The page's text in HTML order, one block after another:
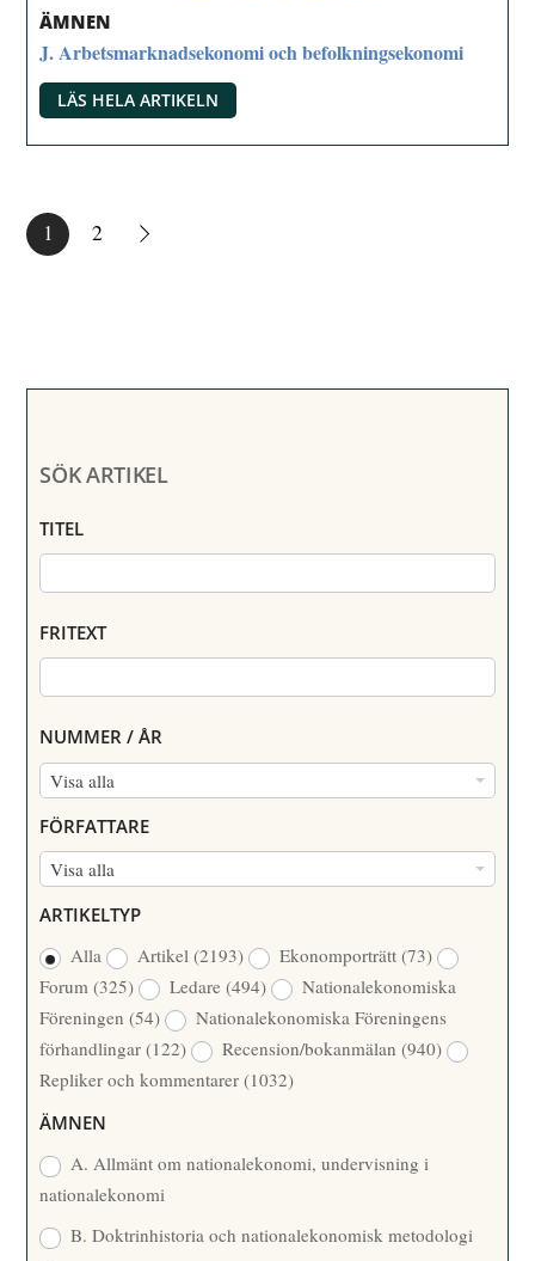
ÄMNEN
J. Arbetsmarknadsekonomi och befolkningsekonomi
LÄS HELA ARTIKELN
1 2
SÖK ARTIKEL
TITEL
FRITEXT
NUMMER / ÅR
Visa alla
N
M
M
/
Å
R
FÖRFATTARE
Visa alla
R
F
A
T
T
A
R
ARTIKELTYP
Alla
Artikel(2193) Ekonomporträtt(73)
Forum(325) Ledare(494)
Nationalekonomiska
Föreningen(54)
Nationalekonomiska Föreningens
förhandlingar(122) Recension/bokanmälan(940)
Repliker och kommentarer(1032)
ÄMNEN
A. Allmänt om nationalekonomi, undervisning i
nationalekonomi
B. Doktrinhistoria och nationalekonomisk metodologi